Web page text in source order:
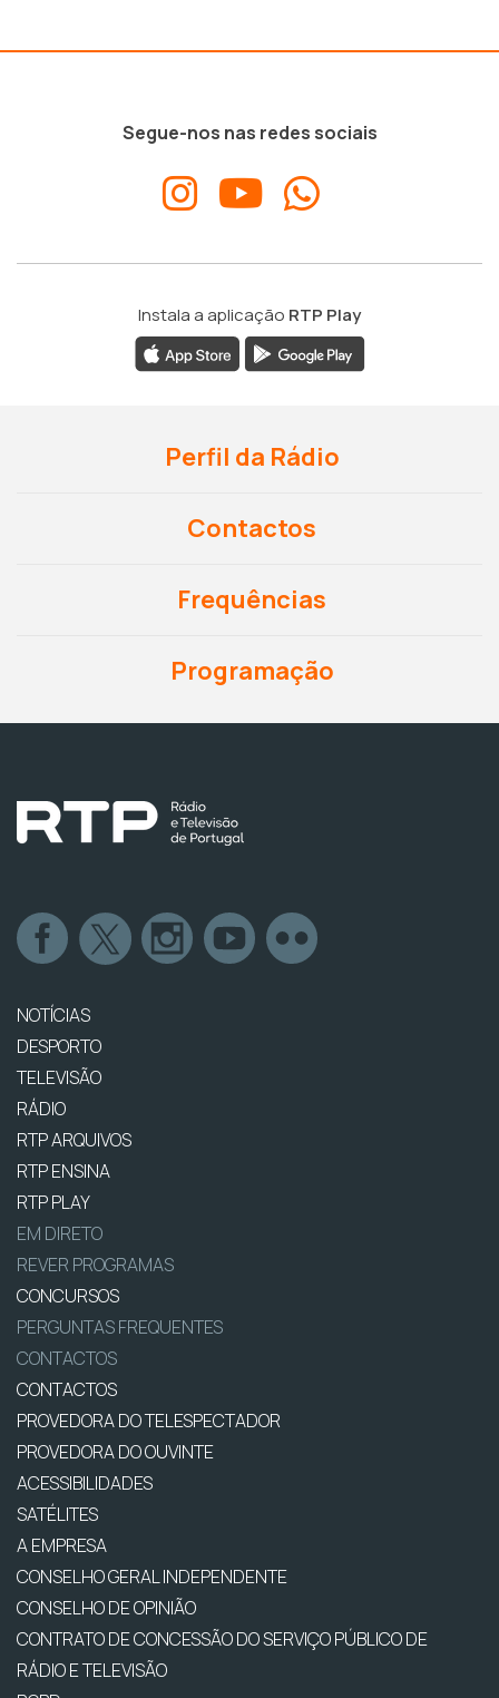
Segue-nos nas redes sociais
Instala a aplicação RTP Play
Perfil da Rádio
Contactos
Frequências
Programação
NOTÍCIAS
DESPORTO
TELEVISÃO
RÁDIO
RTP ARQUIVOS
RTP ENSINA
RTP PLAY
EM DIRETO
REVER PROGRAMAS
CONCURSOS
PERGUNTAS FREQUENTES
CONTACTOS
CONTACTOS
PROVEDORA DO TELESPECTADOR
PROVEDORA DO OUVINTE
ACESSIBILIDADES
SATÉLITES
A EMPRESA
CONSELHO GERAL INDEPENDENTE
CONSELHO DE OPINIÃO
CONTRATO DE CONCESSÃO DO SERVIÇO PÚBLICO DE
RÁDIO E TELEVISÃO